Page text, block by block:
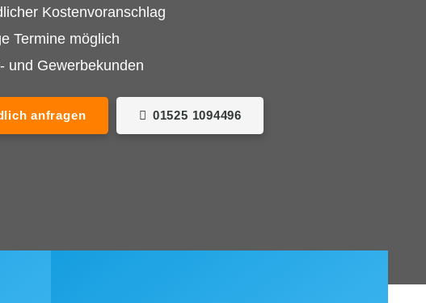
Kostenvoranschlag
Termine möglich
und Gewerbekunden
anfragen 01525 1094496